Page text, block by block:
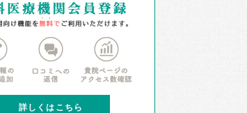
詳しくはこちら